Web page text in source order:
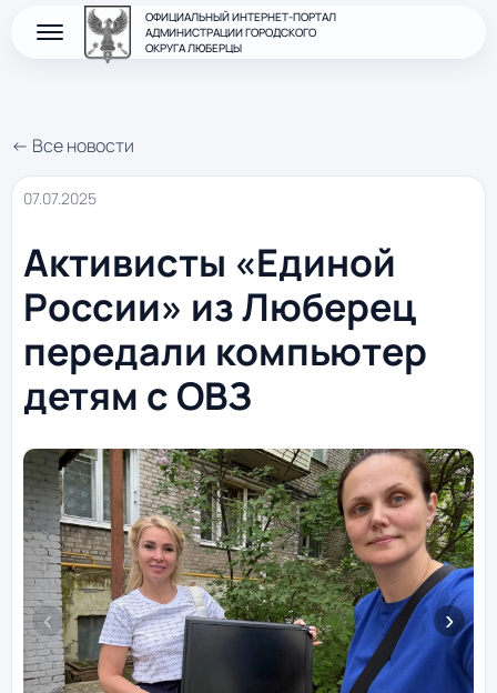
ОФИЦИАЛЬНЫЙ ИНТЕРНЕТ-ПОРТАЛ
АДМИНИСТРАЦИИ ГОРОДСКОГО
ОКРУГА ЛЮБЕРЦЫ
← Все новости
07.07.2025
Активисты «Единой
России» из Люберец
передали компьютер
детям с ОВЗ